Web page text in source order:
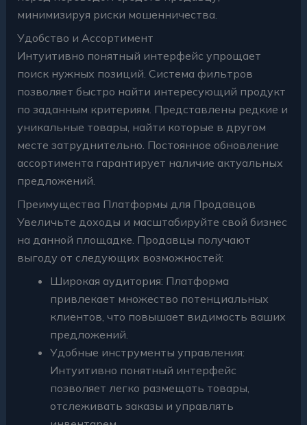
минимизируя риски мошенничества.
Удобство и Ассортимент
Интуитивно понятный интерфейс упрощает
поиск нужных позиций. Система фильтров
позволяет быстро найти интересующий продукт
по заданным критериям. Представлены редкие и
уникальные товары, найти которые в другом
месте затруднительно. Постоянное обновление
ассортимента гарантирует наличие актуальных
предложений.
Преимущества Платформы для Продавцов
Увеличьте доходы и масштабируйте свой бизнес
на данной площадке. Продавцы получают
выгоду от следующих возможностей:
Широкая аудитория: Платформа
привлекает множество потенциальных
клиентов, что повышает видимость ваших
предложений.
Удобные инструменты управления:
Интуитивно понятный интерфейс
позволяет легко размещать товары,
отслеживать заказы и управлять